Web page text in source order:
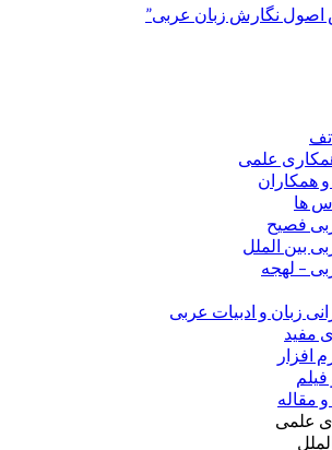
اصول نگارش زبان عربی”
علمی
همکاران
ها
فصیح
بین الملل
– لهجه
زبان و ادبیات عربی
مفید
افزار
مقاله
علمی